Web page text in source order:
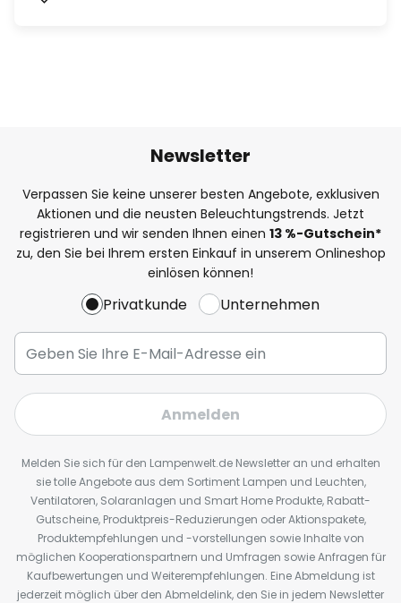
Newsletter
Verpassen Sie keine unserer besten Angebote, exklusiven
Aktionen und die neusten Beleuchtungstrends. Jetzt
registrieren und wir senden Ihnen einen 13 %-Gutschein*
zu, den Sie bei Ihrem ersten Einkauf in unserem Onlineshop
einlösen können!
Privatkunde Unternehmen
Anmelden
Melden Sie sich für den Lampenwelt.de Newsletter an und erhalten
sie tolle Angebote aus dem Sortiment Lampen und Leuchten,
Ventilatoren, Solaranlagen und Smart Home Produkte, Rabatt-
Gutscheine, Produktpreis-Reduzierungen oder Aktionspakete,
Produktempfehlungen und -vorstellungen sowie Inhalte von
möglichen Kooperationspartnern und Umfragen sowie Anfragen für
Kaufbewertungen und Weiterempfehlungen. Eine Abmeldung ist
jederzeit möglich über den Abmeldelink, den Sie in jedem Newsletter